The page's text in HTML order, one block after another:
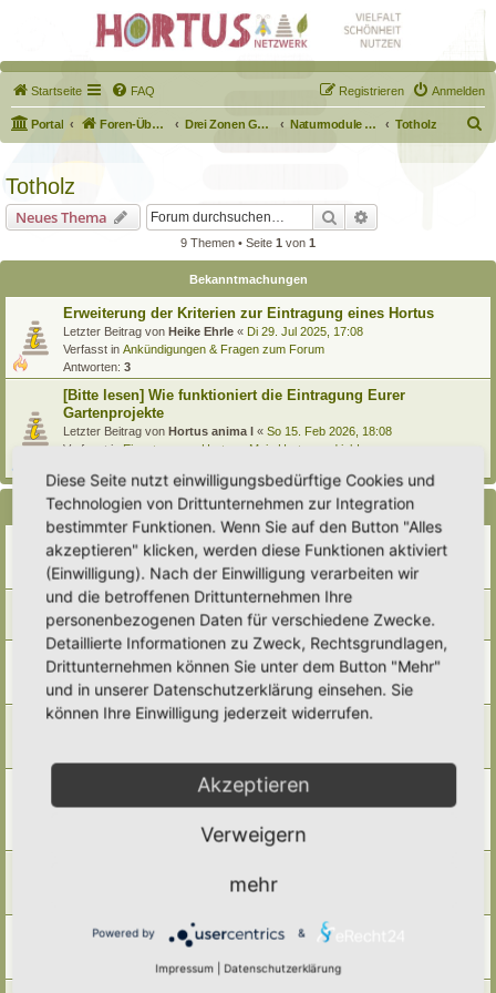
Startseite FAQ Anmelden
Registrieren
Portal Foren-Übersicht Drei Zonen Garten Naturmodule & kleine Biotope Totholz
u
Totholz
Neues Thema Suche
9 Themen • Seite 1 von 1
Bekanntmachungen
Erweiterung der Kriterien zur Eintragung eines Hortus
Letzter Beitrag von Heike Ehrle « Di 29. Jul 2025, 17:08
Verfasst in Ankündigungen & Fragen zum Forum
Antworten: 3
[Bitte lesen] Wie funktioniert die Eintragung Eurer
Gartenprojekte
Letzter Beitrag von Hortus anima l « So 15. Feb 2026, 18:08
Verfasst in Eingetragener Hortus - Mein Hortus und ich!
Themen
Weißfäule und Holzarten
Letzter Beitrag vonSomnia«Do 1. Jan 2026, 10:57
Antworten:5
Wer nutzt welches Totholz?
Letzter Beitrag vonSomnia«Do 1. Jan 2026, 10:56
Totholzimpressionen
Letzter Beitrag von Morgi«Di 16. Sep 2025, 16:20
Antworten:7
Totholz und alte Bäume - ein vielfältiger Lebensraum
Was tue ich mit den Ästen von Thuja, Fichte/Tanne und
«Fr 23. Mai 2025, 09:47
Ein kleines Modul
Alma
Diese Seite nutzt einwilligungsbedürftige Cookies und
Technologien von Drittunternehmen zur Integration
bestimmter Funktionen. Wenn Sie auf den Button "Alles
akzeptieren" klicken, werden diese Funktionen aktiviert
(Einwilligung). Nach der Einwilligung verarbeiten wir
und die betroffenen Drittunternehmen Ihre
personenbezogenen Daten für verschiedene Zwecke.
Detaillierte Informationen zu Zweck, Rechtsgrundlagen,
Drittunternehmen können Sie unter dem Button "Mehr"
und in unserer Datenschutzerklärung einsehen. Sie
können Ihre Einwilligung jederzeit widerrufen.
Akzeptieren
Verweigern
mehr
Powered by &
Impressum Datenschutzerklärung